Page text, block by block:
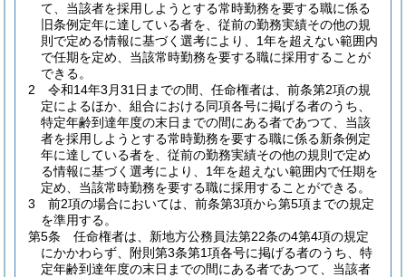
て、当該者を採用しようとする常時勤務を要する職に係る
旧条例定年に達している者を、従前の勤務実績その他の規
則で定める情報に基づく選考により、1年を超えない範囲内
で任期を定め、当該常時勤務を要する職に採用することが
できる。
2
令和14年3月31日までの間、任命権者は、前条第2項の規
定によるほか、組合における同項各号に掲げる者のうち、
特定年齢到達年度の末日までの間にある者であつて、当該
者を採用しようとする常時勤務を要する職に係る新条例定
年に達している者を、従前の勤務実績その他の規則で定め
る情報に基づく選考により、1年を超えない範囲内で任期を
定め、当該常時勤務を要する職に採用することができる。
3
前2項の場合においては、前条第3項から第5項までの規定
を準用する。
第5条
任命権者は、新地方公務員法第22条の4第4項の規定
にかかわらず、附則第3条第1項各号に掲げる者のうち、特
定年齢到達年度の末日までの間にある者であつて、当該者